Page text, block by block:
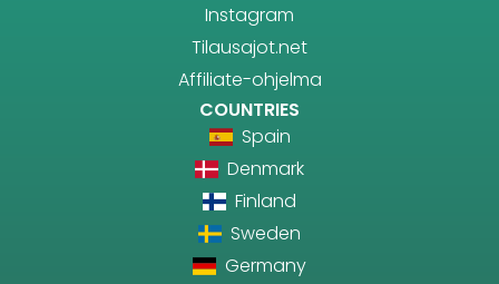
Instagram
Tilausajot.net
Affiliate-ohjelma
COUNTRIES
Spain
Denmark
Finland
Sweden
Germany